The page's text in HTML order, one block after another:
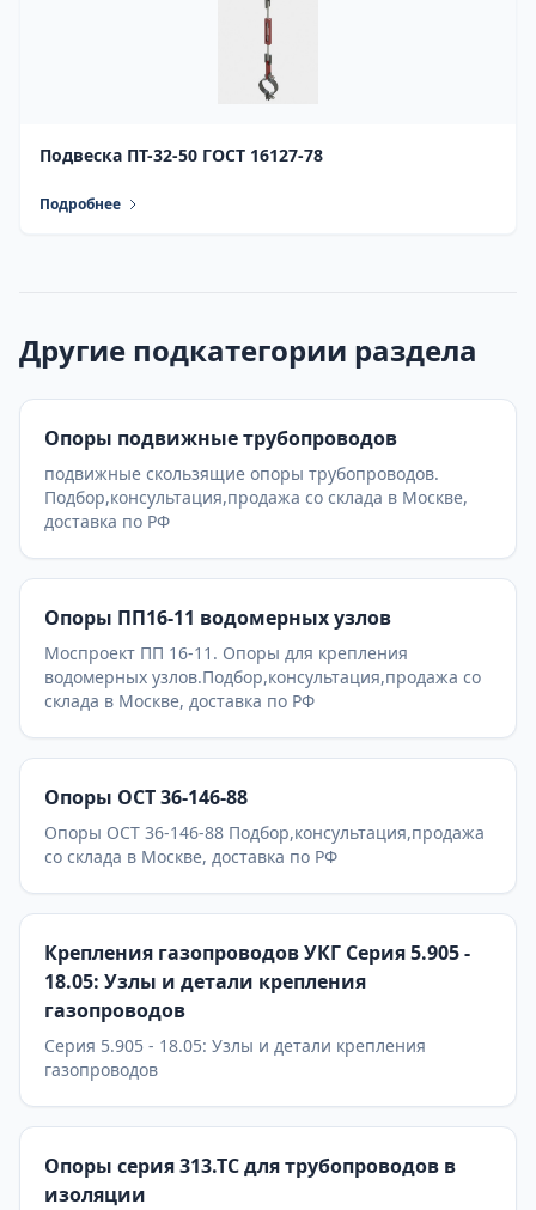
Подвеска ПТ-32-50 ГОСТ 16127-78
Подробнее
Другие подкатегории раздела
Опоры подвижные трубопроводов
подвижные скользящие опоры трубопроводов.
Подбор,консультация,продажа со склада в Москве,
доставка по РФ
Опоры ПП16-11 водомерных узлов
Моспроект ПП 16-11. Опоры для крепления
водомерных узлов.Подбор,консультация,продажа со
склада в Москве, доставка по РФ
Опоры ОСТ 36-146-88
Опоры ОСТ 36-146-88 Подбор,консультация,продажа
со склада в Москве, доставка по РФ
Крепления газопроводов УКГ Серия 5.905 -
18.05: Узлы и детали крепления
газопроводов
Серия 5.905 - 18.05: Узлы и детали крепления
газопроводов
Опоры серия 313.ТС для трубопроводов в
изоляции